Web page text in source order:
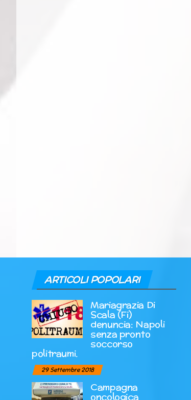
ARTICOLI POPOLARI
Mariagrazia Di
Scala (Fi)
denuncia: Napoli
senza pronto
soccorso
politraumi.
29 Settembre 2018
Campagna
oncologica